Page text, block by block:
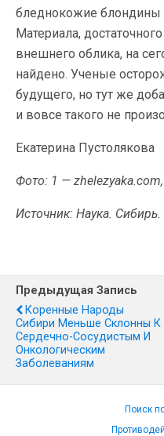
бледнокожие блондины
Материала,
внешнего облика, на
найдено. Ученые
будущего, но тут же
и вовсе такого не
Екатерина Пустолякова
Фото: 1 —
Источник: Наука.
Предыдущая Запись
Коренные Народы
Сибири Меньше Склонны К
Сердечно-Сосудистым И
Онкологическим
Заболеваниям
Поиск